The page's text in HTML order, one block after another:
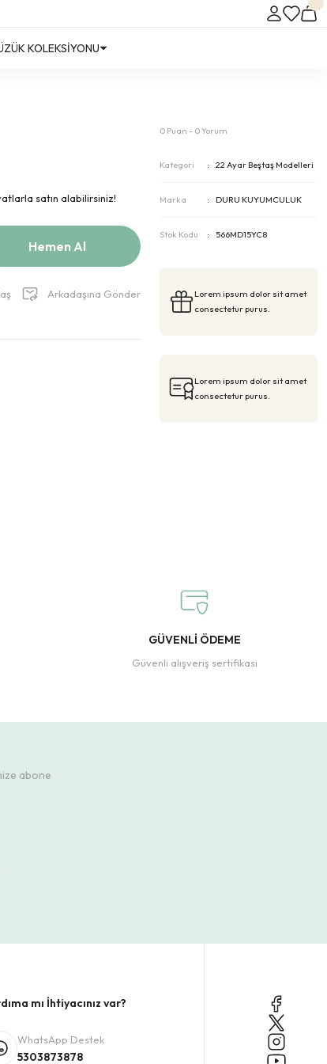
KOLEKSİYONU
satın alabilirsiniz!
Hemen Al
Arkadaşına Gönder
0 Puan - 0 Yorum
Kategori 22 Ayar Beştaş Modelleri
Marka DURU KUYUMCULUK
Stok Kodu 566MD15YC8
Lorem ipsum dolor sit amet
consectetur purus.
Lorem ipsum dolor sit amet
consectetur purus.
GÜVENLİ ÖDEME
Güvenli alışveriş sertifikası
abone
mı İhtiyacınız var?
WhatsApp Destek
5303873878